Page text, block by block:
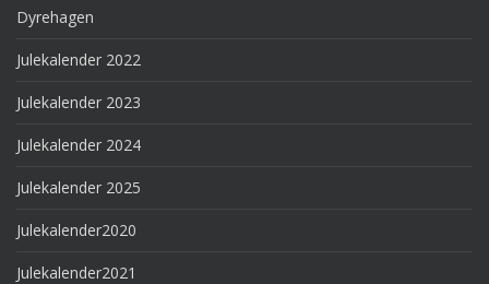
Dyrehagen
Julekalender 2022
Julekalender 2023
Julekalender 2024
Julekalender 2025
Julekalender2020
Julekalender2021